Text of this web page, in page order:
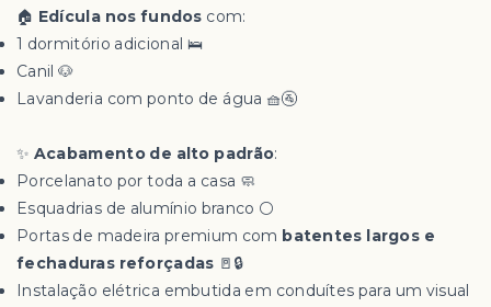
🏠 Edícula nos fundos com:
1 dormitório adicional 🛌
Canil 🐶
Lavanderia com ponto de água 🧺🚰
✨ Acabamento de alto padrão:
Porcelanato por toda a casa 🧼
Esquadrias de alumínio branco ⚪
Portas de madeira premium com batentes largos e
fechaduras reforçadas 🚪🔒
Instalação elétrica embutida em conduítes para um visual